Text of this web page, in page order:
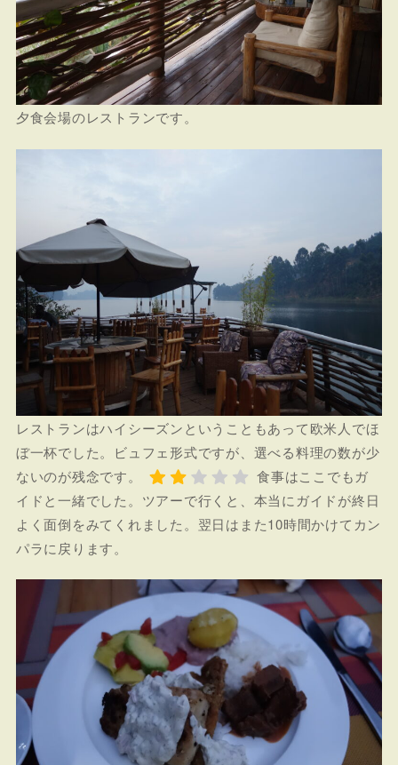
夕食会場のレストランです。
レストランはハイシーズンということもあって欧米人でほ
ぼ一杯でした。ビュフェ形式ですが、選べる料理の数が少
ないのが残念です。
食事はここでもガ
イドと一緒でした。ツアーで行くと、本当にガイドが終日
よく面倒をみてくれました。翌日はまた10時間かけてカン
パラに戻ります。